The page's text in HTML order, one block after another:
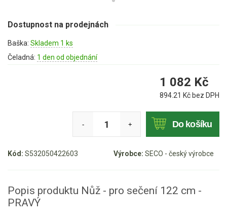
Motorové pily
Benzínové pily
AKU zahradní technika
Aku sekačky
Kód: S532050422603 Výrobce: SECO - český výrobce
Dostupnost na prodejnách
Baška: Skladem 1 ks
Čeladná: 1 den od objednání
1 082 Kč
894.21 Kč bez DPH
- + Do košíku
Popis produktu Nůž - pro sečení 122 cm -
PRAVÝ